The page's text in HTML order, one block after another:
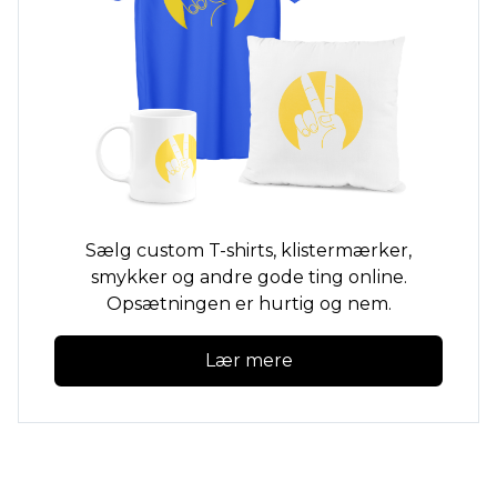
Sælg custom T-shirts, klistermærker,
smykker og andre gode ting online.
Opsætningen er hurtig og nem.
Lær mere